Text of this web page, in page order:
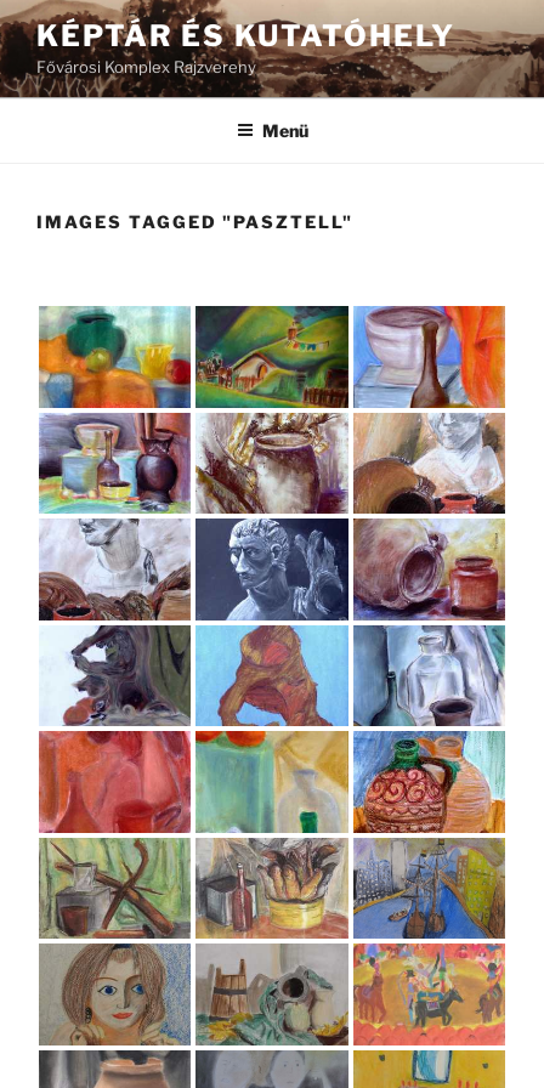
Tartalomhoz
KÉPTÁR ÉS KUTATÓHELY
Fővárosi Komplex Rajzvereny
Menü
IMAGES TAGGED "PASZTELL"